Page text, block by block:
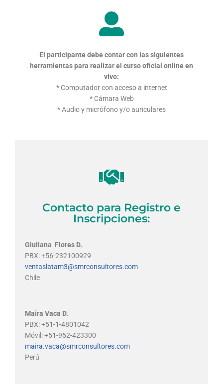
El participante debe contar con las siguientes
herramientaspara realizar el curso oficial online en
vivo:
* Computador con acceso a internet
* Cámara Web
* Audio y micrófono y/o auriculares
Contacto para Registro e
Inscripciones:
Giuliana Flores D.
PBX: +56-232100929
ventaslatam3@smrconsultores.com
Chile
Maira Vaca D.
PBX: +51-1-4801042
Móvil: +51-952-423300
maira.vaca@smrconsultores.com
Perú